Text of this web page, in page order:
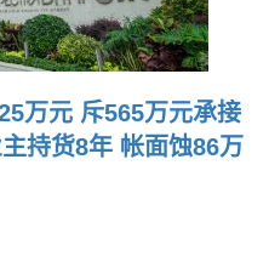
万元 斥565万元承接
持货8年 帐面蚀86万